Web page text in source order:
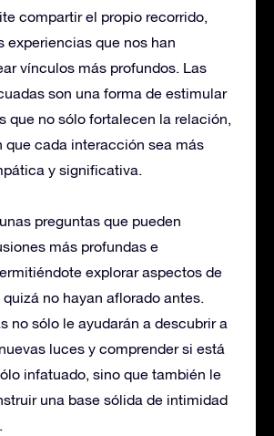
compartir el propio recorrido,
experiencias que nos han
vínculos más profundos. Las
son una forma de estimular
que no sólo fortalecen la relación,
que cada interacción sea más
y significativa.
preguntas que pueden
más profundas e
explorar aspectos de
no hayan aflorado antes.
no sólo le ayudarán a descubrir a
luces y comprender si está
infatuado, sino que también le
una base sólida de intimidad